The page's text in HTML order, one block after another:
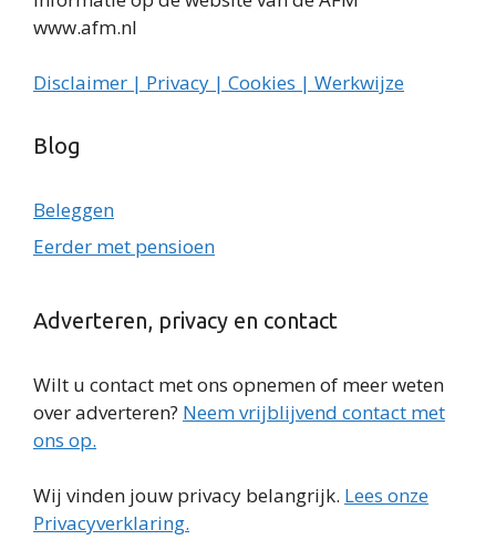
www.afm.nl
Disclaimer | Privacy | Cookies | Werkwijze
Blog
Beleggen
Eerder met pensioen
Adverteren, privacy en contact
Wilt u contact met ons opnemen of meer weten
over adverteren? Neem vrijblijvend contact met
ons op.
Wij vinden jouw privacy belangrijk. Lees onze
Privacyverklaring.